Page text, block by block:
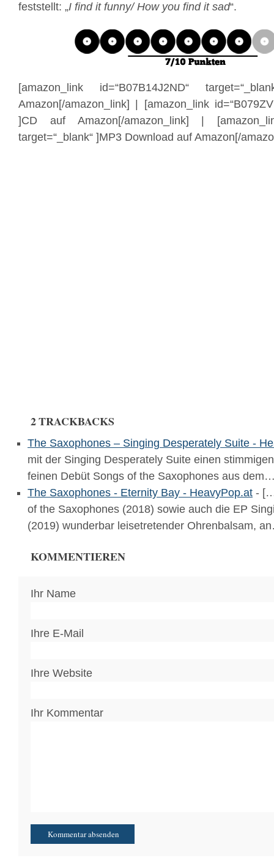
feststellt: „I find it funny/ How you find it sad“.
[amazon_link id=“B07B14J2ND“
Amazon[/amazon_link] | [amazon_link
]CD auf Amazon[/amazon_link] |
target=“_blank“ ]MP3 Download auf Amazon[/
2 TRACKBACKS
The Saxophones – Singing Desperately Suite -
mit der Singing Desperately Suite einen
feinen Debüt Songs of the Saxophones aus
The Saxophones - Eternity Bay - HeavyPop.at -
of the Saxophones (2018) sowie auch die EP
(2019) wunderbar leisetretender Ohrenbalsam,
KOMMENTIEREN
Ihr Name
Ihre E-Mail
Ihre Website
Ihr Kommentar